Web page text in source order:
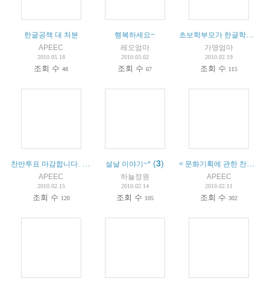
한글공책 대 처분
APEEC
2010.05.18
조회 수48
행복하세요~
레오엄마
2010.03.02
조회 수67
초보학부모가 한글학교에 아이를 보내며...
가영엄마
2010.02.19
조회 수 115
찬반투표 마감합니다.
APEEC
2010.02.15
조회 수 120
설날 이야기~* (3)
하늘정원
2010.02.14
조회 수 105
< 문화기획에 관한 찬반투표 >
APEEC
2010.02.11
조회 수302